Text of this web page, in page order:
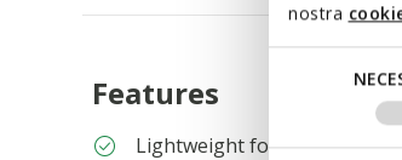
nostra
Features
Lightweight footwear